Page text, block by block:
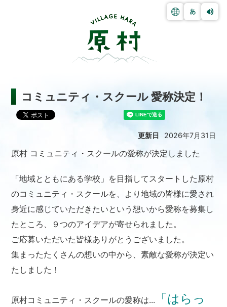
コミュニティ・スクール 愛称決定！
更新日 2026年7月31日
原村 コミュニティ・スクールの愛称が決定しました
「地域とともにある学校」を目指してスタートした原村
のコミュニティ・スクールを、より地域の皆様に愛され
身近に感じていただきたいという想いから愛称を募集し
たところ、９つのアイデアが寄せられました。
ご応募いただいた皆様ありがとうございました。
集まったたくさんの想いの中から、素敵な愛称が決定い
たしました！
原村コミュニティ・スクールの愛称は...
「はらっ